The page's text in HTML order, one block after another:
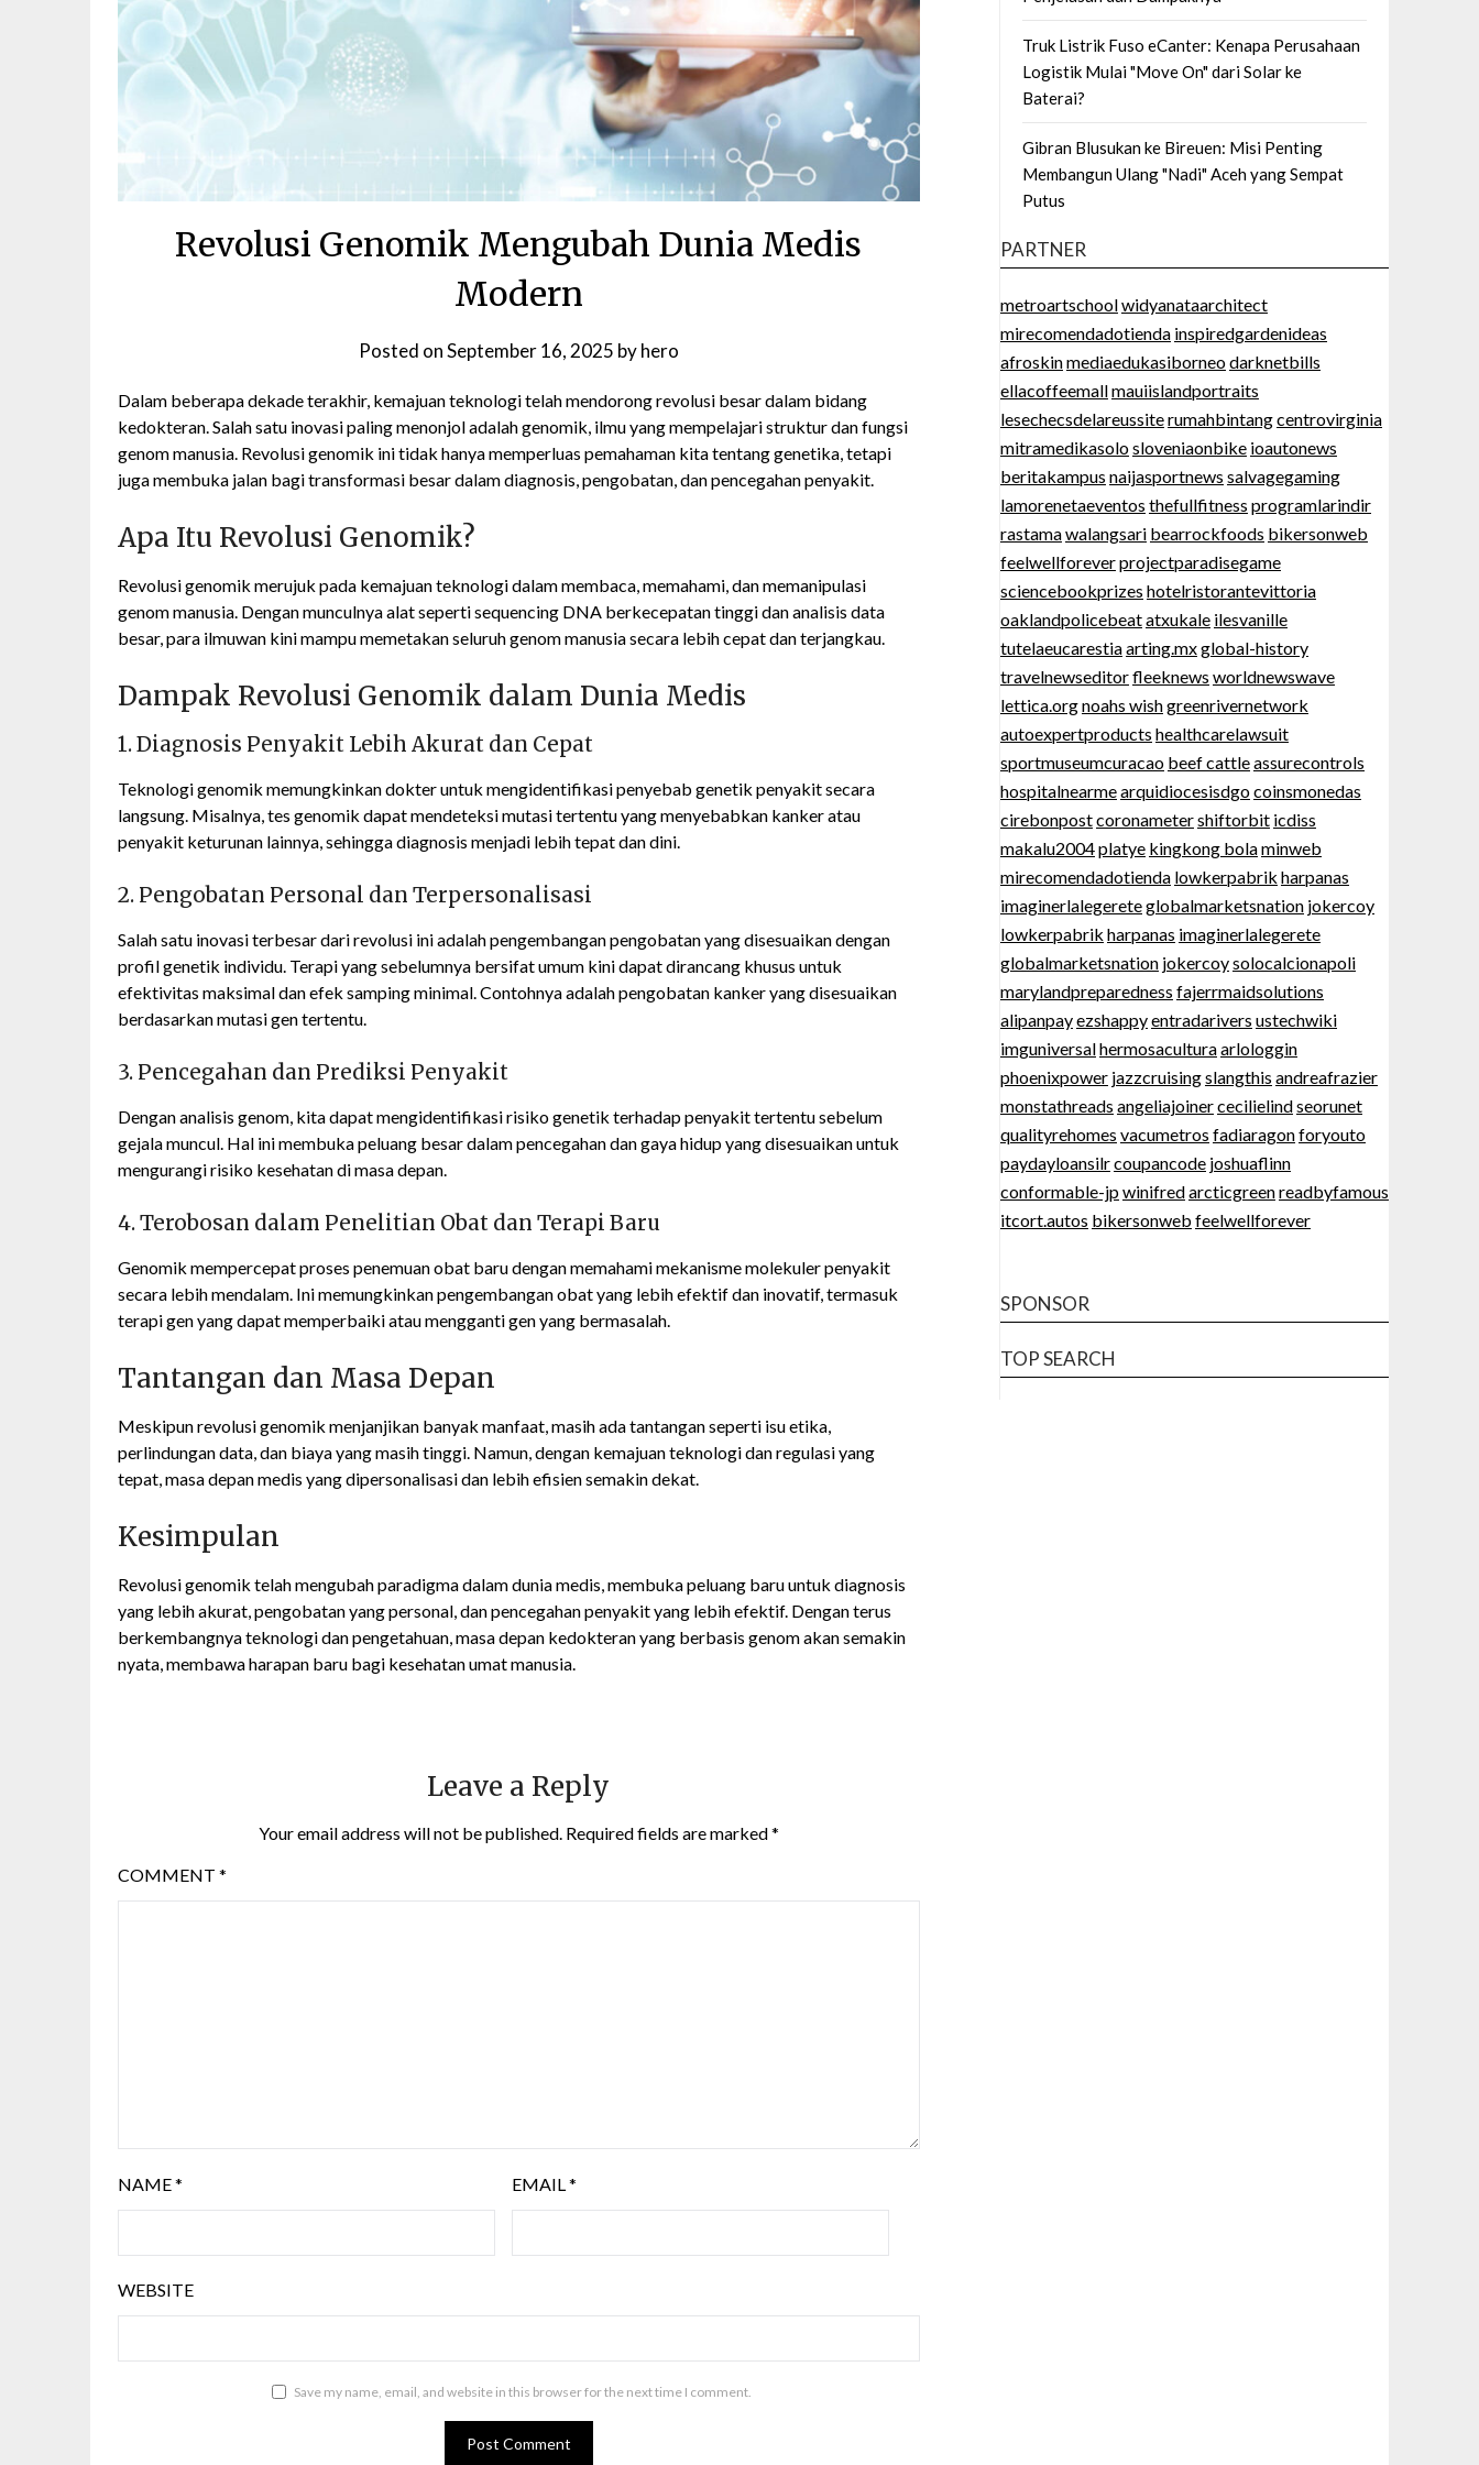
Revolusi Genomik Mengubah Dunia Medis
Modern
Posted onSeptember 16, 2025 byhero
Dalam beberapa dekade terakhir, kemajuan teknologi telah mendorong revolusi besar dalam bidang
kedokteran. Salah satu inovasi paling menonjol adalah genomik, ilmu yang mempelajari struktur dan fungsi
genom manusia. Revolusi genomik ini tidak hanya memperluas pemahaman kita tentang genetika, tetapi
juga membuka jalan bagi transformasi besar dalam diagnosis, pengobatan, dan pencegahan penyakit.
Apa Itu Revolusi Genomik?
Revolusi genomik merujuk pada kemajuan teknologi dalam membaca, memahami, dan memanipulasi
genom manusia. Dengan munculnya alat seperti sequencing DNA berkecepatan tinggi dan analisis data
besar, para ilmuwan kini mampu memetakan seluruh genom manusia secara lebih cepat dan terjangkau.
Dampak Revolusi Genomik dalam Dunia Medis
1. Diagnosis Penyakit Lebih Akurat dan Cepat
Teknologi genomik memungkinkan dokter untuk mengidentifikasi penyebab genetik penyakit secara
langsung. Misalnya, tes genomik dapat mendeteksi mutasi tertentu yang menyebabkan kanker atau
penyakit keturunan lainnya, sehingga diagnosis menjadi lebih tepat dan dini.
2. Pengobatan Personal dan Terpersonalisasi
Salah satu inovasi terbesar dari revolusi ini adalah pengembangan pengobatan yang disesuaikan dengan
profil genetik individu. Terapi yang sebelumnya bersifat umum kini dapat dirancang khusus untuk
efektivitas maksimal dan efek samping minimal. Contohnya adalah pengobatan kanker yang disesuaikan
berdasarkan mutasi gen tertentu.
3. Pencegahan dan Prediksi Penyakit
Dengan analisis genom, kita dapat mengidentifikasi risiko genetik terhadap penyakit tertentu sebelum
gejala muncul. Hal ini membuka peluang besar dalam pencegahan dan gaya hidup yang disesuaikan untuk
mengurangi risiko kesehatan di masa depan.
4. Terobosan dalam Penelitian Obat dan Terapi Baru
Genomik mempercepat proses penemuan obat baru dengan memahami mekanisme molekuler penyakit
secara lebih mendalam. Ini memungkinkan pengembangan obat yang lebih efektif dan inovatif, termasuk
terapi gen yang dapat memperbaiki atau mengganti gen yang bermasalah.
Tantangan dan Masa Depan
Meskipun revolusi genomik menjanjikan banyak manfaat, masih ada tantangan seperti isu etika,
perlindungan data, dan biaya yang masih tinggi. Namun, dengan kemajuan teknologi dan regulasi yang
tepat, masa depan medis yang dipersonalisasi dan lebih efisien semakin dekat.
Kesimpulan
Revolusi genomik telah mengubah paradigma dalam dunia medis, membuka peluang baru untuk diagnosis
yang lebih akurat, pengobatan yang personal, dan pencegahan penyakit yang lebih efektif. Dengan terus
berkembangnya teknologi dan pengetahuan, masa depan kedokteran yang berbasis genom akan semakin
nyata, membawa harapan baru bagi kesehatan umat manusia.
Leave a Reply
Your email address will not be published. Required fields are marked*
COMMENT *
NAME* EMAIL*
WEBSITE
Save my name, email, and website in this browser for the next time I comment.
Truk Listrik Fuso eCanter: Kenapa Perusahaan
Logistik Mulai "Move On" dari Solar ke
Baterai?
Gibran Blusukan ke Bireuen: Misi Penting
Membangun Ulang "Nadi" Aceh yang Sempat
Putus
PARTNER
metroartschoolwidyanataarchitect
mirecomendadotienda inspiredgardenideas
afroskinmediaedukasiborneodarknetbills
ellacoffeemallmauiislandportraits
lesechecsdelareussiterumahbintangcentrovirginia
mitramedikasolosloveniaonbike ioautonews
beritakampus naijasportnews salvagegaming
lamorenetaeventos thefullfitness programlarindir
rastamawalangsari bearrockfoods bikersonweb
feelwellforeverprojectparadisegame
sciencebookprizes hotelristorantevittoria
oaklandpolicebeatatxukale ilesvanille
tutelaeucarestiaarting.mxglobal-history
travelnewseditorfleeknews worldnewswave
lettica.orgnoahs wishgreenrivernetwork
autoexpertproducts healthcarelawsuit
sportmuseumcuracao beef cattleassurecontrols
hospitalnearmearquidiocesisdgocoinsmonedas
cirebonpostcoronametershiftorbit icdiss
makalu2004platye kingkong bolaminweb
mirecomendadotienda lowkerpabrik harpanas
imaginerlalegereteglobalmarketsnation jokercoy
lowkerpabrik harpanas imaginerlalegerete
globalmarketsnation jokercoysolocalcionapoli
marylandpreparedness fajerrmaidsolutions
alipanpayezshappyentradarivers ustechwiki
imguniversalhermosaculturaarlologgin
phoenixpower jazzcruisingslangthis andreafrazier
monstathreads angeliajoinercecilielindseorunet
qualityrehomes vacumetros fadiaragonforyouto
paydayloansilrcoupancode joshuaflinn
conformable-jpwinifredarcticgreenreadbyfamous
itcort.autos bikersonweb feelwellforever
SPONSOR
TOP SEARCH